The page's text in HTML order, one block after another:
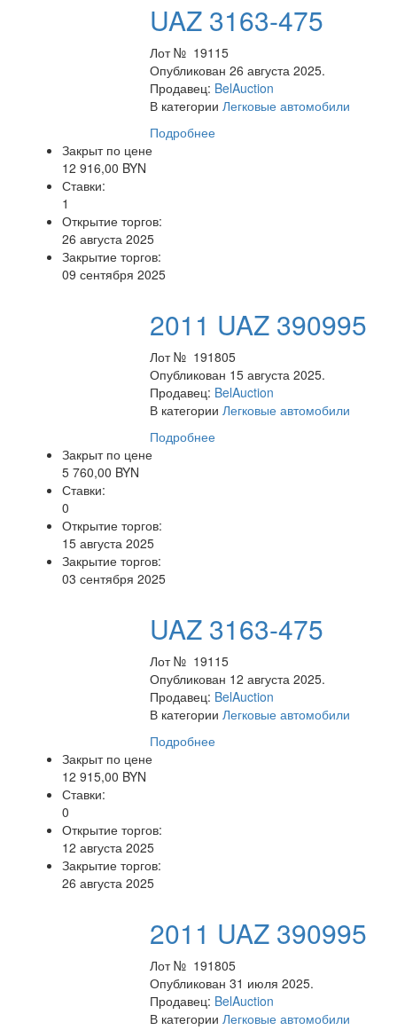
UAZ 3163-475
Лот № 19115
Опубликован 26 августа 2025.
Продавец: BelAuction
В категорииЛегковые автомобили
Подробнее
Закрыт по цене
12 916,00 BYN
Ставки:
1
Открытие торгов:
26 августа 2025
Закрытие торгов:
09 сентября 2025
2011 UAZ 390995
Лот № 191805
Опубликован 15 августа 2025.
Продавец: BelAuction
В категорииЛегковые автомобили
Подробнее
Закрыт по цене
5 760,00 BYN
Ставки:
0
Открытие торгов:
15 августа 2025
Закрытие торгов:
03 сентября 2025
UAZ 3163-475
Лот № 19115
Опубликован 12 августа 2025.
Продавец: BelAuction
В категорииЛегковые автомобили
Подробнее
Закрыт по цене
12 915,00 BYN
Ставки:
0
Открытие торгов:
12 августа 2025
Закрытие торгов:
26 августа 2025
2011 UAZ 390995
Лот № 191805
Опубликован 31 июля 2025.
Продавец: BelAuction
В категорииЛегковые автомобили